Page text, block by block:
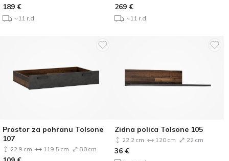
189 €
~11 r.d.
269 €
~11 r.d.
Prostor za pohranu Tolsone
107
22.9 cm 119.5 cm 80 cm
Zidna polica Tolsone 105
22.2 cm 120 cm 22 cm
36 €